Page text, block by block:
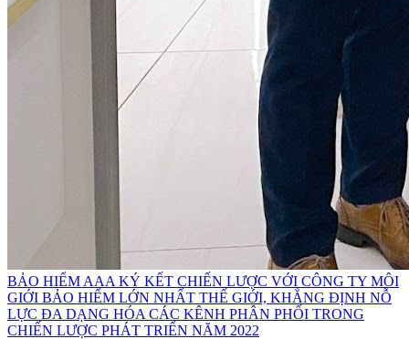
BẢO HIỂM AAA KÝ KẾT CHIẾN LƯỢC VỚI CÔNG TY MÔI
GIỚI BẢO HIỂM LỚN NHẤT THẾ GIỚI, KHẲNG ĐỊNH NỖ
LỰC ĐA DẠNG HÓA CÁC KÊNH PHÂN PHỐI TRONG
CHIẾN LƯỢC PHÁT TRIỂN NĂM 2022